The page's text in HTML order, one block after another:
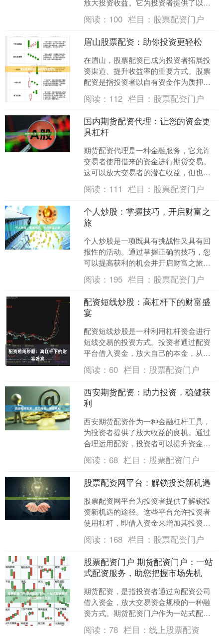
放大投资收益。它为投资者提供了以下
优势： * **放大收益：**通过杠杆效应，
投资者可以放大....
阅读： 100 栏目： 股票配资门户
眉山股票配资：助你投资更轻松
在眉山，股票配资已成为投资者拓展投
资渠道、提升收益率的重要方式。股票
配资是指投资者以自有资金作为质押，
向配资公司借入一定比例的资金进行股
票投资的行为。 眉山股票....
阅读： 112 栏目： 股票配资门户
国内期货配资代理：让您的资金更
具杠杆
期货配资代理是一种金融服务，它允许
交易者使用借来的资金进行期货交易。
这可以放大交易者的潜在收益，但也会
增加风险。 **配资代理如何运作？** 配
资代理与交易者合....
阅读： 111 栏目： 股票配资门户
个人炒股：掌握技巧，开启财富之
旅
个人炒股是一项既具有挑战性又具有回
报性的活动。通过掌握正确的技巧，您
可以提高获利的机会并开启财富之旅。
**1. 了解市场：** 深入了解股票市场至关
重要。研究....
阅读： 195 栏目： 股票配资门户
配资短线炒股：高杠杆下的财富盛
宴
配资短线炒股是一种利用杠杆资金进行
短线交易的投资方式。投资者通过配资
平台借入资金，放大自己的本金，从而
提高收益率。 配资短线炒股具有高杠杆
的特点，可以放大收益，....
阅读：60 栏目： 股票配资门户
西安期货配资：助力投资，稳健获
利
西安期货配资作为一种金融杠杆工具，
为投资者提供了放大收益的良机。通过
合理运用配资，投资者可以提升资金利
用率，把握市场机遇，实现稳健获利。
**配资优势：** *....
阅读：68 栏目： 股票配资门户
股票配资网平台：解锁投资新机遇
股票配资网平台为投资者提供了解锁投
资新机遇的途径。这些平台允许投资者
使用杠杆，即借入资金来增加其投资规
模。通过放大收益潜力，配资可以帮助
投资者加速财富积累。 股....
阅读： 168 栏目： 股票配资门户
股票配资门户 期货配资门户：一站
式配资服务，助您把握市场先机
期货配资，是指投资者通过向配资公司
借入资金，放大交易资金规模的一种融
资方式。期货配资门户作为一站式配资
服务平台，为投资者提供便捷、高效的
阅读：78 栏目：线上股票配资